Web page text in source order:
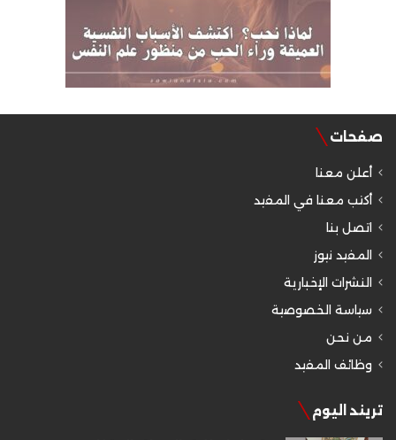
صفحات
أعلن معنا
أكتب معنا في المفيد
اتصل بنا
المفيد نيوز
النشرات الإخبارية
سياسة الخصوصية
من نحن
وظائف المفيد
تريند اليوم